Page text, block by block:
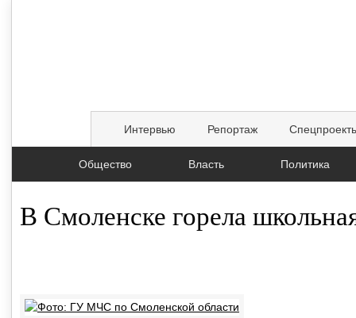
Интервью Репортаж
Общество Власть Политика
В Смоленске горела